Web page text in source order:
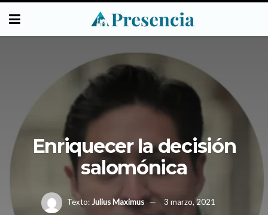
Enriquecer la decisión
salomónica
Texto: Julius Maximus 3 marzo, 2021